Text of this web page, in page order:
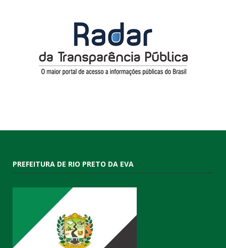
PREFEITURA DE RIO PRETO DA EVA